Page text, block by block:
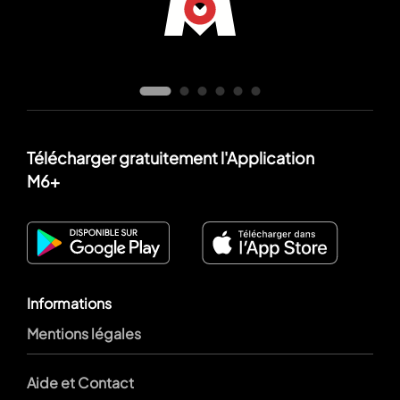
Télécharger gratuitement l'Application
M6+
Informations
Mentions légales
Aide et Contact